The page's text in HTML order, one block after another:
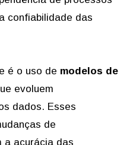
confiabilidade das
é o uso de modelos de
evoluem
dados. Esses
de
a acurácia das